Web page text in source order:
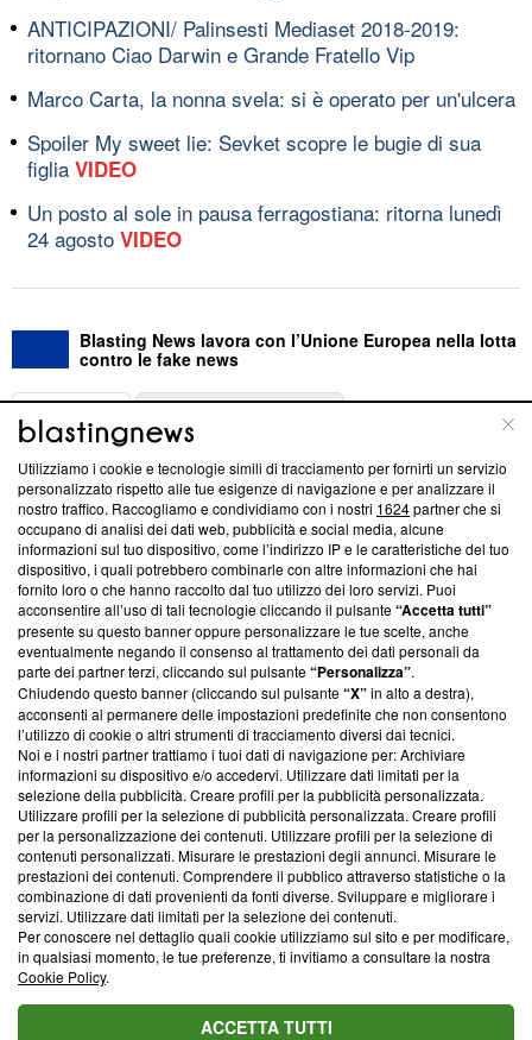
ANTICIPAZIONI/ Palinsesti Mediaset 2018-2019:
ritornano Ciao Darwin e Grande Fratello Vip
Marco Carta, la nonna svela: si è operato per un'ulcera
Spoiler My sweet lie: Sevket scopre le bugie di sua
figlia VIDEO
Un posto al sole in pausa ferragostiana: ritorna lunedì
24 agosto VIDEO
Blasting News lavora con l’Unione Europea nella lotta
contro le fake news
ABOUT
Questa sezione offre informazioni trasparenti su Blasting
News, sui nostri processi editoriali e su come ci impegniamo a
creare news di qualità. Inoltre, afferma la nostra aderenza a
‘Trust Project - News with Integrity’Blasting News non è
ancora membro del programma, ma ha richiesto di farne
parte; Trust Project non ha ancora effettuato una verifica di
conformità agli standard.
Su di noi
Team editoriale
Corporate
Redazione
Informativa Privacy
Cookie Policy
Blasting SA, IDI CHE-247.845.224, Via Carlo Frasca, 3 - 6900
Lugano (Svizzera) Tel:+39 0690258937
© 2026 Blasting News
Utilizziamo i cookie e tecnologie simili di tracciamento per fornirti un servizio
personalizzato rispetto alle tue esigenze di navigazione e per analizzare il
nostro traffico. Raccogliamo e condividiamo con i nostri 1624partner che si
occupano di analisi dei dati web, pubblicità e social media, alcune
informazioni sul tuo dispositivo, come l’indirizzo IP e le caratteristiche del tuo
dispositivo, i quali potrebbero combinarle con altre informazioni che hai
fornito loro o che hanno raccolto dal tuo utilizzo dei loro servizi. Puoi
acconsentire all’uso di tali tecnologie cliccando il pulsante“Accetta tutti”
presente su questo banner oppure personalizzare le tue scelte, anche
eventualmente negando il consenso al trattamento dei dati personali da
parte dei partner terzi, cliccando sul pulsante“Personalizza”.
Chiudendo questo banner (cliccando sul pulsante“X”in alto a destra),
acconsenti al permanere delle impostazioni predefinite che non consentono
l’utilizzo di cookie o altri strumenti di tracciamento diversi dai tecnici.
Noi e i nostri partner trattiamo i tuoi dati di navigazione per: Archiviare
informazioni su dispositivo e/o accedervi. Utilizzare dati limitati per la
selezione della pubblicità. Creare profili per la pubblicità personalizzata.
Utilizzare profili per la selezione di pubblicità personalizzata. Creare profili
per la personalizzazione dei contenuti. Utilizzare profili per la selezione di
contenuti personalizzati. Misurare le prestazioni degli annunci. Misurare le
prestazioni dei contenuti. Comprendere il pubblico attraverso statistiche o la
combinazione di dati provenienti da fonti diverse. Sviluppare e migliorare i
servizi. Utilizzare dati limitati per la selezione dei contenuti.
Per conoscere nel dettaglio quali cookie utilizziamo sul sito e per modificare,
in qualsiasi momento, le tue preferenze, ti invitiamo a consultare la nostra
Cookie Policy.
ACCETTA TUTTI